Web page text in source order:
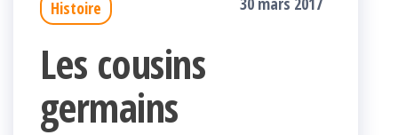
Histoire
Les cousins
germains